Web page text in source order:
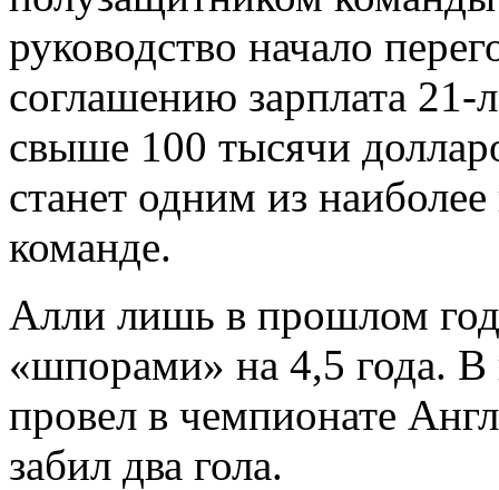
руководство начало
соглашению зарплата 21-
свыше 100 тысячи
станет одним из
команде.
Алли лишь в прошлом
«шпорами» на 4,5 года.
провел в чемпионате
забил два гола.